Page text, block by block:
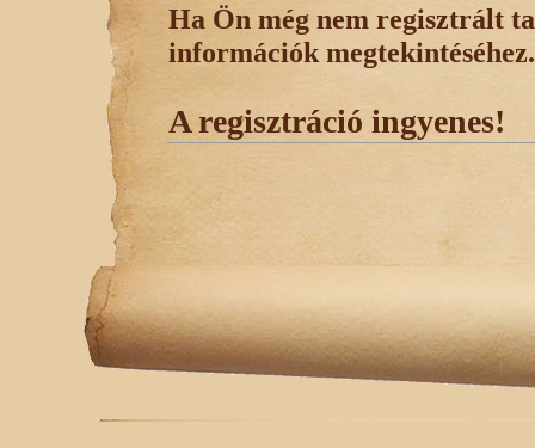
Ha Ön még nem regisztrált
információk megtekintéséhez.
A regisztráció ingyenes!